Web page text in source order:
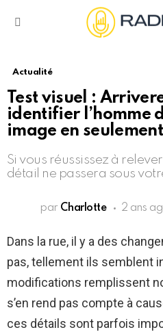
Actualité
Test visuel :
identifier l’homme
image en
Si vous réussissez à
détail ne passera sous
par Charlotte 2 ans
Dans la rue, il y a des
pas, tellement ils semblent
modifications remplissent
s’en rend pas compte à
ces détails sont parfois